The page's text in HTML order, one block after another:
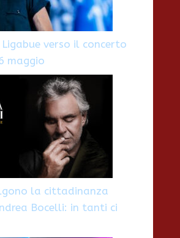
verso il concerto
maggio
la cittadinanza
Bocelli: in tanti ci